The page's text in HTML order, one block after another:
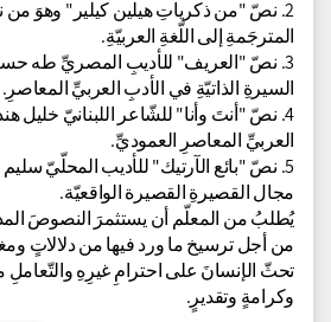
احترامُ الآخرِ
مجالات المعرفة: موضوع الأدب للمدارس
للمزيد
هذه الوحدة في مجالِ الأدبِ العربيِّ،
من مادّةِ منهجِ الأدبِ العربيِّ للصّفوفِ
العربيّةِ في البلاد، وترتيبُ النّصوصِ في
1. نصُّ "من سورةِ لقمان" وهوَ من النصوصِ القرآنيّة.
2. نصّ "من ذكرياتِ هيلين كيلير" وهوَ من
المترجَمةِ إلى اللّغةِ العربيّةِ.
3. نصّ "العريف" للأديبِ المصريِّ طه
السيرةِ الذاتيّةِ في الأدبِ العربيِّ المعاصرِ.
4. نصّ "أنتَ وأنا" للشّاعر اللبنانيّ خليل